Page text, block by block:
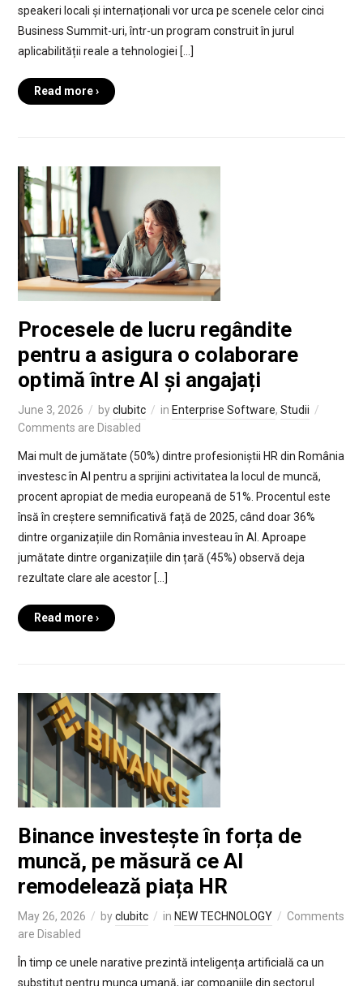
speakeri locali și internaționali vor urca pe scenele celor cinci
Business Summit-uri, într-un program construit în jurul
aplicabilității reale a tehnologiei […]
Read more ›
Procesele de lucru regândite
pentru a asigura o colaborare
optimă între AI și angajați
June 3, 2026 byclubitc in Enterprise Software, Studii
Comments are Disabled
Mai mult de jumătate (50%) dintre profesioniștii HR din România
investesc în AI pentru a sprijini activitatea la locul de muncă,
procent apropiat de media europeană de 51%. Procentul este
însă în creștere semnificativă față de 2025, când doar 36%
dintre organizațiile din România investeau în AI. Aproape
jumătate dintre organizațiile din țară (45%) observă deja
rezultate clare ale acestor […]
Read more ›
Binance investește în forța de
muncă, pe măsură ce AI
remodelează piața HR
May 26, 2026 byclubitc in NEW TECHNOLOGY
Comments
are Disabled
În timp ce unele narative prezintă inteligența artificială ca un
substitut pentru munca umană, iar companiile din sectorul